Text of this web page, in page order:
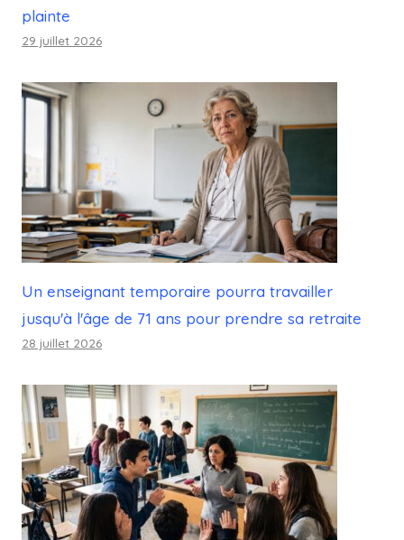
plainte
29 juillet 2026
Un enseignant temporaire pourra travailler
jusqu'à l'âge de 71 ans pour prendre sa retraite
28 juillet 2026